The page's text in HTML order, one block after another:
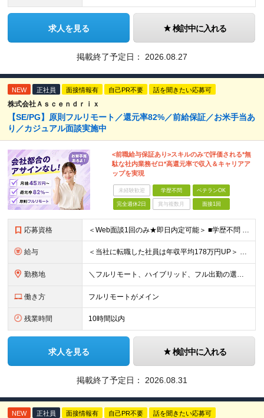
求人を見る 検討中に入れる
掲載終了予定日： 2026.08.27
NEW 正社員 面接情報有 自己PR不要 話を聞きたい応募可
株式会社Ａｓｃｅｎｄｒｉｘ
【SE/PG】原則フルリモート／還元率82%／前給保証／お米手当あ
り／カジュアル面談実施中
<前職給与保証あり>スキルのみで評価される*無
駄な社内業務ゼロ*高還元率で収入＆キャリアア
ップを実現
未経験歓迎 学歴不問 ベテランOK
完全週休2日 賞与複数月 面接1回
応募資格 ＜Web面談1回のみ★即日内定可能＞ ■学歴不問 ■エンジニアとしての実務経験1年以上 （開発・インフラ・技術・工程など不問）
給与 ＜当社に転職した社員は年収平均178万円UP＞ 月給45万円～120万円＋賞与＋各手当 ※経験・能力などを考慮の上、決定します ※案件の契約内容（月単金など）や昇給、賞与額はすべてシステム上で開示し
勤務地 ＼フルリモート、ハイブリッド、フル出勤の選択可＆帰社日なし／ 【下記エリアを中心とするクライアント先または自宅にて勤務】 ■首都圏：東京・埼玉・千葉・神奈川 ■関西：大阪・兵庫・京都・滋賀・奈良・和
働き方 フルリモートがメイン
残業時間 10時間以内
求人を見る 検討中に入れる
掲載終了予定日： 2026.08.31
NEW 正社員 面接情報有 自己PR不要 話を聞きたい応募可